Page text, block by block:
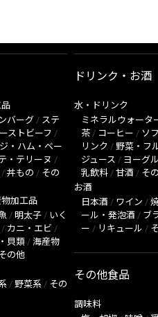
バーグ / ステ
ストビーフ /
・ハム・ベー
・テリーヌ /
/ 丼もの / その
加工品
/ 明太子 / いく
/ カニ・エビ /
貝類 / 海産物
の他
/ 野菜系 / その
ドリンク・お酒
水・ドリンク
ミネラルウォータ
茶 / コーヒー / ソ
リンク / 野菜・フ
ジュース / ヨーグ
乳飲料 / 甘酒 / そ
お酒
日本酒 / ワイン /
ール・発泡酒 / ブ
ー / リキュール /
その他食品
調味料